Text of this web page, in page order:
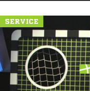
SERVICE